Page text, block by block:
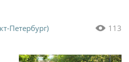
113
Петербург)